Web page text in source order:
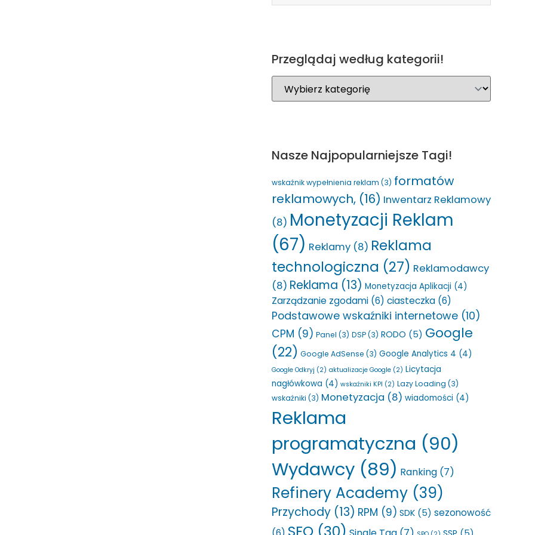
Przeglądaj według kategorii!
Nasze Najpopularniejsze Tagi!
wskaźnik wypełnienia reklam (3) formatów
reklamowych, (16) Inwentarz Reklamowy
(8) Monetyzacji Reklam
(67) Reklamy (8) Reklama
technologiczna (27) Reklamodawcy
(8) Reklama (13) Monetyzacja Aplikacji (4)
Zarządzanie zgodami (6) ciasteczka (6)
Podstawowe wskaźniki internetowe (10)
CPM (9) Panel (3) DSP(3) RODO (5) Google
(22) Google AdSense (3) Google Analytics 4 (4)
Google Odkryj (2) aktualizacje Google (2) Licytacja
nagłówkowa (4) wskaźniki KPI (2) Lazy Loading (3)
wskaźniki (3) Monetyzacja (8) wiadomości (4)
Reklama
programatyczna (90)
Wydawcy (89) Ranking (7)
Refinery Academy (39)
Przychody (13) RPM (9) SDK (5) sezonowość